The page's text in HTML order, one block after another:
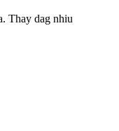
Thay dag nhiu